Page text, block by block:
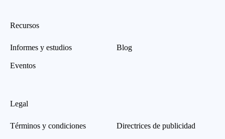
Recursos
Informes y estudios
Eventos
Blog
Legal
Términos y condiciones Directrices de publicidad